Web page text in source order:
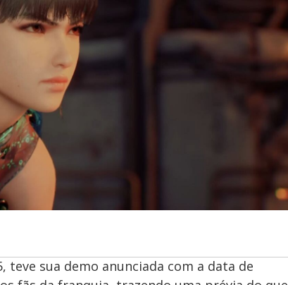
teve sua demo anunciada com a data de